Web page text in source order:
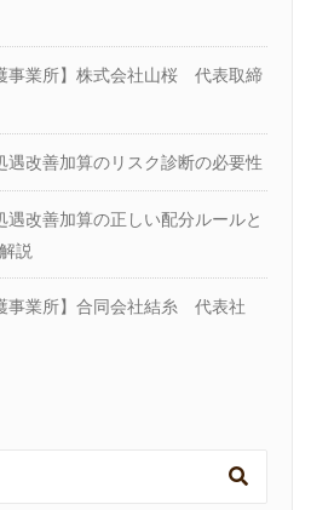
事業所】株式会社山桜 代表取締
遇改善加算のリスク診断の必要性
遇改善加算の正しい配分ルールと
説
事業所】合同会社結糸 代表社